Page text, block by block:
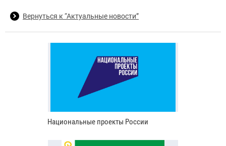
Вернуться к “Актуальные новости”
Национальные проекты России